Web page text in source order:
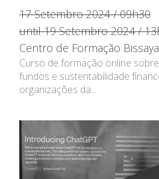
17 Setembro 2024 / 09h30
until 19 Setembro 2024 /
Centro de Formação
Curso de formação online
fundos e sustentabilidade
organizações da...